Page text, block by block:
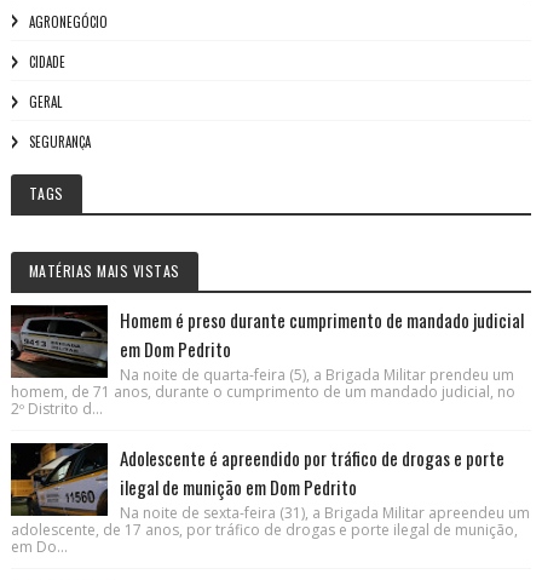
AGRONEGÓCIO
CIDADE
GERAL
SEGURANÇA
TAGS
MATÉRIAS MAIS VISTAS
Homem é preso durante cumprimento de mandado judicial
em Dom Pedrito
Na noite de quarta-feira (5), a Brigada Militar prendeu um
homem, de 71 anos, durante o cumprimento de um mandado judicial, no
2º Distrito d...
Adolescente é apreendido por tráfico de drogas e porte
ilegal de munição em Dom Pedrito
Na noite de sexta-feira (31), a Brigada Militar apreendeu um
adolescente, de 17 anos, por tráfico de drogas e porte ilegal de munição,
em Do...